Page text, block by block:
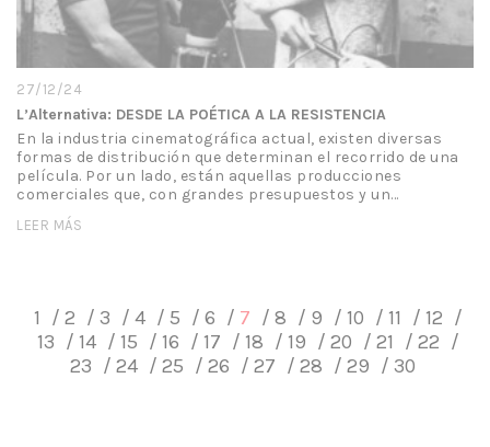
27/12/24
L’Alternativa: DESDE LA POÉTICA A LA RESISTENCIA
En la industria cinematográfica actual, existen diversas
formas de distribución que determinan el recorrido de una
película. Por un lado, están aquellas producciones
comerciales que, con grandes presupuestos y un…
LEER MÁS
1 2 3 4 5 6 7 8 9 10 11
12
13
14 15 16 17 18 19 20 21
22
23
24 25 26 27 28 29 30